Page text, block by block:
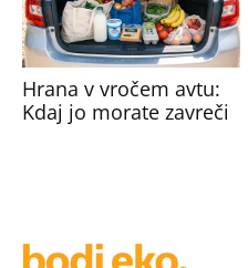
Hrana v vročem avtu:
Kdaj jo morate zavreči